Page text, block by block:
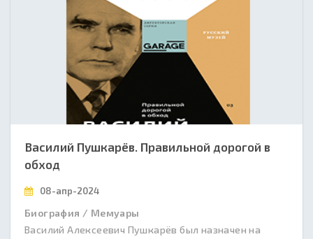
Василий Пушкарёв. Правильной дорогой в
обход
08-апр-2024
Биография / Мемуары
Василий Алексеевич Пушкарёв был назначен на